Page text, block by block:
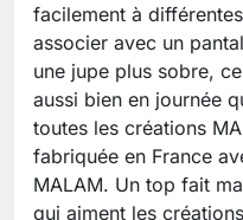
facilement à
associer avec un
une jupe plus sobre,
aussi bien en journée
toutes les créations
fabriquée en France
MALAM. Un top fait
qui aiment les